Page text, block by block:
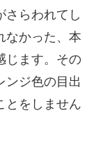
さらわれてし
なかった、本
じます。その
ンジ色の目出
とをしません